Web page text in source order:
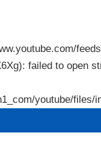
failed to open
youtube/files/